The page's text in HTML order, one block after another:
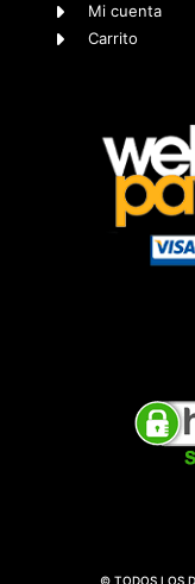
Mi cuenta
Carrito
© TODOS LOS